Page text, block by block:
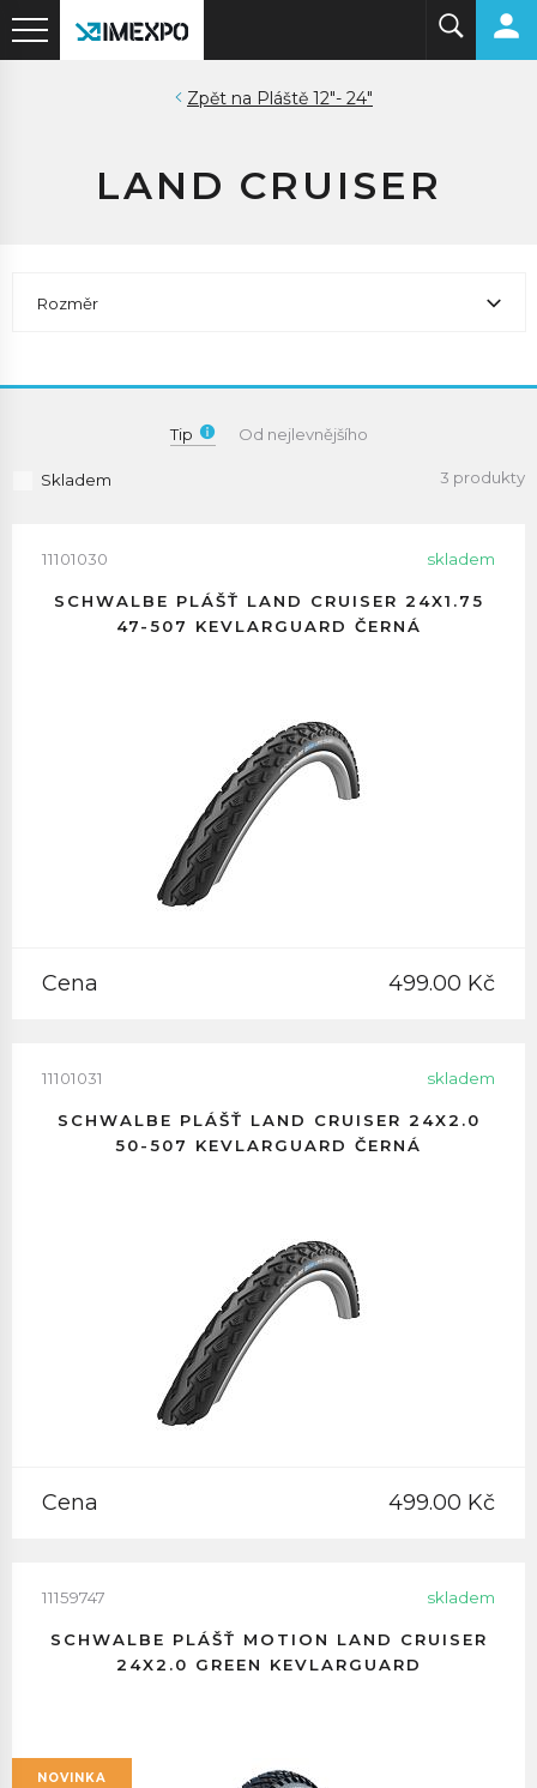
Pláště 12"- 24"
LAND CRUISER
Rozměr
Tip Od nejlevnějšího
Skladem 3 produkty
11101030 skladem
SCHWALBE PLÁŠŤ LAND CRUISER 24X1.75
47-507 KEVLARGUARD ČERNÁ
Cena 499.00 Kč
11101031 skladem
SCHWALBE PLÁŠŤ LAND CRUISER 24X2.0
50-507 KEVLARGUARD ČERNÁ
Cena 499.00 Kč
11159747 skladem
SCHWALBE PLÁŠŤ MOTION LAND CRUISER
24X2.0 GREEN KEVLARGUARD
NOVINKA